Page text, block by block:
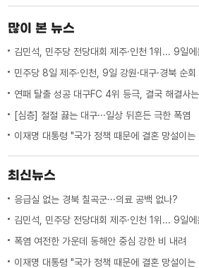
모두 힘을 합쳐
많이 본 뉴스
김민석, 민주당 전당대회 제주·인천 1위... 9일에
연패 탈출 성공 대구FC 4위 등극, 결국 해결사
[심층] 절절 끓는 대구···일상 뒤흔든 극한 폭염
최신뉴스
응급실 없는 경북 칠곡군···의료 공백 없나?
김민석, 민주당 전당대회 제주·인천 1위... 9일에
폭염 여전한 가운데 동해안 중심 강한 비 내려